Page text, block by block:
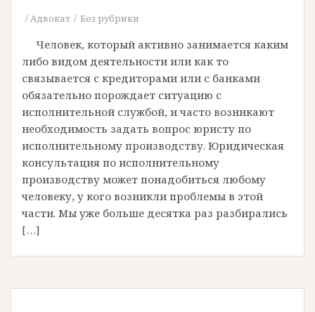
Адвокат Без рубрики
Человек, который активно занимается каким
либо видом деятельности или как то
связывается с кредиторами или с банками
обязательно порождает ситуацию с
исполнительной службой, и часто возникают
необходимость задать вопрос юристу по
исполнительному производству. Юридическая
консультация по исполнительному
производству может понадобиться любому
человеку, у кого возникли проблемы в этой
части. Мы уже больше десятка раз разбирались
[…]